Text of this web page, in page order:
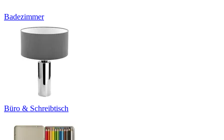
Badezimmer
Büro & Schreibtisch